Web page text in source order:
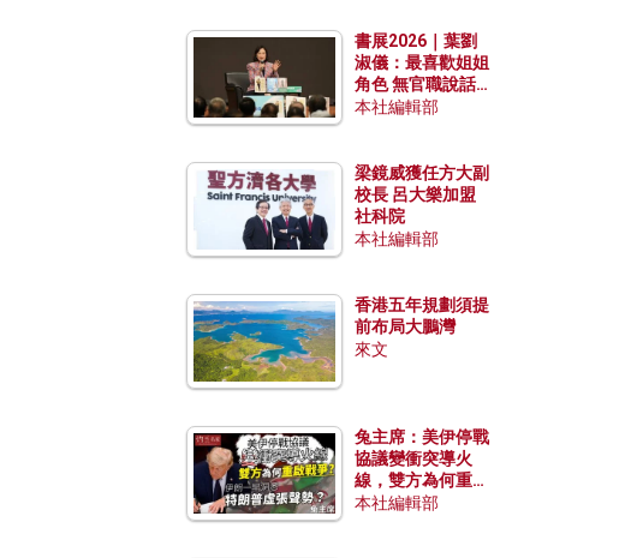
書展2026｜葉劉
淑儀：最喜歡姐姐
角色 無官職說話
包袱少
本社編輯部
梁鏡威獲任方大副
校長 呂大樂加盟
社科院
本社編輯部
香港五年規劃須提
前布局大鵬灣
來文
兔主席：美伊停戰
協議變衝突導火
線，雙方為何重啟
戰爭？伊朗一早洞
本社編輯部